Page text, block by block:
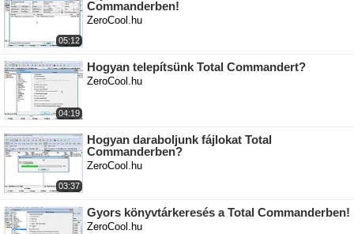
05:12
Commanderben!
ZeroCool.hu
04:19
Hogyan telepítsünk Total Commandert?
ZeroCool.hu
03:37
Hogyan daraboljunk fájlokat Total
Commanderben?
ZeroCool.hu
Gyors könyvtárkeresés a Total Commanderben!
ZeroCool.hu